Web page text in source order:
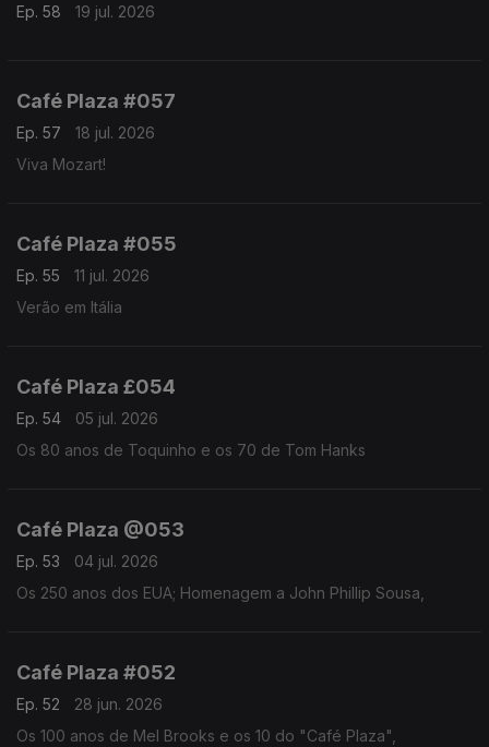
Ep. 58 19 jul. 2026
Café Plaza #057
Ep. 57
18 jul. 2026
Viva Mozart!
Café Plaza #055
Ep. 55
11 jul. 2026
Verão em Itália
Café Plaza £054
Ep. 54
05 jul. 2026
Os 80 anos de Toquinho e os 70 de Tom Hanks
Café Plaza @053
Ep. 53
04 jul. 2026
Os 250 anos dos EUA; Homenagem a John Phillip Sousa,
Café Plaza #052
Ep. 52
28 jun. 2026
Os 100 anos de Mel Brooks e os 10 do "Café Plaza",